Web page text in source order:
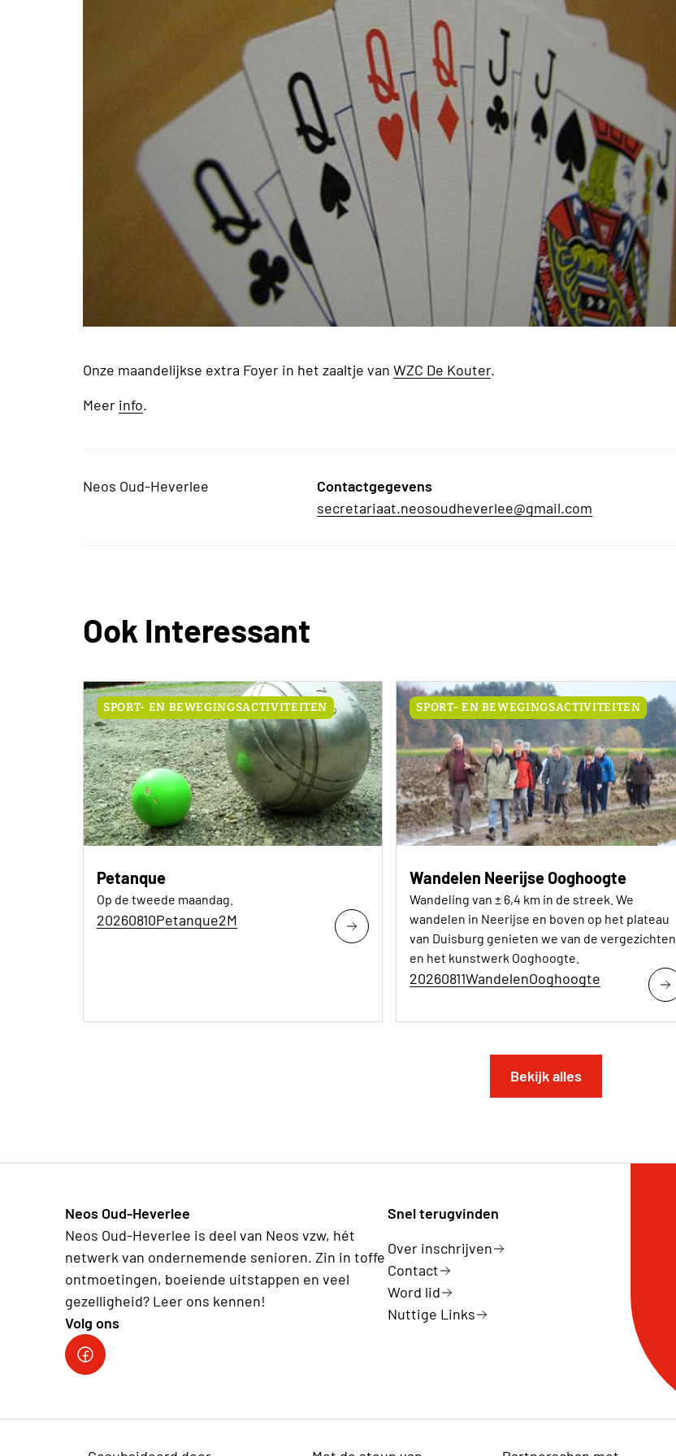
Onze maandelijkse extra Foyer in het zaaltje van WZC De Kouter.
Meer info.
Neos Oud-Heverlee
Contactgegevens
secretariaat.neosoudheverlee@gmail.com
Ook Interessant
SPORT- EN BEWEGINGSACTIVITEITEN
Petanque
Op de tweede maandag.
20260810Petanque2M
SPORT- EN BEWEGINGSACTIVITEITEN
Wandelen Neerijse Ooghoogte
Wandeling van ± 6,4 km in de streek. We
wandelen in Neerijse en boven op het plateau
van Duisburg genieten we van de vergezichten
en het kunstwerk Ooghoogte.
20260811WandelenOoghoogte
Bekijk alles
Neos Oud-Heverlee
Neos Oud-Heverlee is deel van Neos vzw, hét
netwerk van ondernemende senioren. Zin in toffe
ontmoetingen, boeiende uitstappen en veel
gezelligheid? Leer ons kennen!
Volg ons
Facebook
Snel terugvinden
Over inschrijven
Contact
Word lid
Nuttige Links